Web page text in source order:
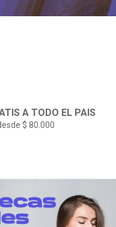
A TODO EL PAIS
$ 80.000